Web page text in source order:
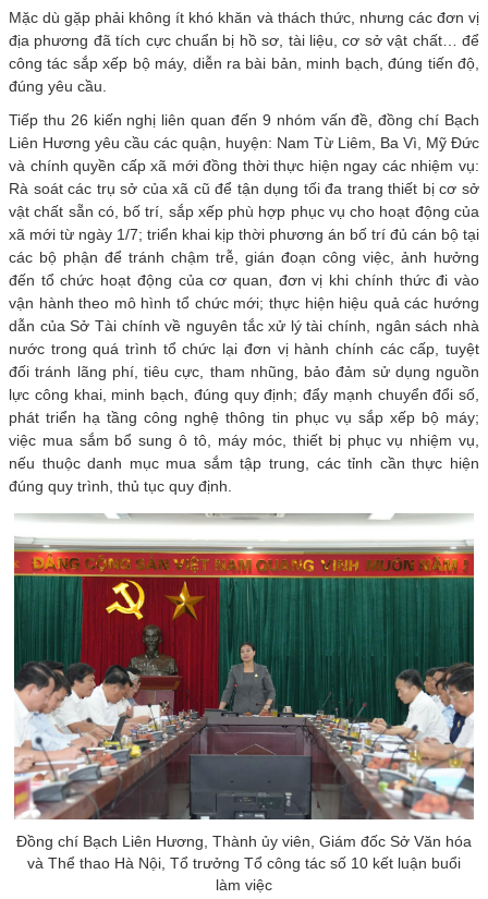
Mặc dù gặp phải không ít khó khăn và thách thức, nhưng các đơn vị
địa phương đã tích cực chuẩn bị hồ sơ, tài liệu, cơ sở vật chất… để
công tác sắp xếp bộ máy, diễn ra bài bản, minh bạch, đúng tiến độ,
đúng yêu cầu.
Tiếp thu 26 kiến nghị liên quan đến 9 nhóm vấn đề, đồng chí Bạch
Liên Hương yêu cầu các quận, huyện: Nam Từ Liêm, Ba Vì, Mỹ Đức
và chính quyền cấp xã mới đồng thời thực hiện ngay các nhiệm vụ:
Rà soát các trụ sở của xã cũ để tận dụng tối đa trang thiết bị cơ sở
vật chất sẵn có, bố trí, sắp xếp phù hợp phục vụ cho hoạt động của
xã mới từ ngày 1/7; triển khai kịp thời phương án bố trí đủ cán bộ tại
các bộ phận để tránh chậm trễ, gián đoạn công việc, ảnh hưởng
đến tổ chức hoạt động của cơ quan, đơn vị khi chính thức đi vào
vận hành theo mô hình tổ chức mới; thực hiện hiệu quả các hướng
dẫn của Sở Tài chính về nguyên tắc xử lý tài chính, ngân sách nhà
nước trong quá trình tổ chức lại đơn vị hành chính các cấp, tuyệt
đối tránh lãng phí, tiêu cực, tham nhũng, bảo đảm sử dụng nguồn
lực công khai, minh bạch, đúng quy định; đẩy mạnh chuyển đổi số,
phát triển hạ tầng công nghệ thông tin phục vụ sắp xếp bộ máy;
việc mua sắm bổ sung ô tô, máy móc, thiết bị phục vụ nhiệm vụ,
nếu thuộc danh mục mua sắm tập trung, các tỉnh cần thực hiện
đúng quy trình, thủ tục quy định.
Đồng chí Bạch Liên Hương, Thành ủy viên, Giám đốc Sở Văn hóa
và Thể thao Hà Nội, Tổ trưởng Tổ công tác số 10 kết luận buổi
làm việc